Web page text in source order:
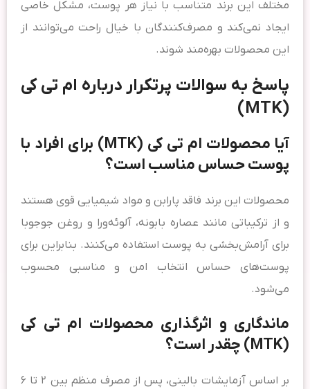
مختلف این برند متناسب با نیاز هر پوست، مشکل خاصی
ایجاد نمی‌کند و مصرف‌کنندگان با خیال راحت می‌توانند از
این محصولات بهره‌مند شوند.
پاسخ به سوالات پرتکرار درباره ام تی کی
(MTK)
آیا محصولات ام تی کی (MTK) برای افراد با
پوست حساس مناسب است؟
محصولات این برند فاقد پارابن و مواد شیمیایی قوی هستند
و از ترکیباتی مانند عصاره بابونه، آلوئه‌ورا و روغن جوجوبا
برای آرامش‌بخشی به پوست استفاده می‌کنند. بنابراین برای
پوست‌های حساس انتخاب امن و مناسبی محسوب
می‌شود.
ماندگاری و اثرگذاری محصولات ام تی کی
(MTK) چقدر است؟
بر اساس آزمایشات بالینی، پس از مصرف منظم بین ۲ تا ۶